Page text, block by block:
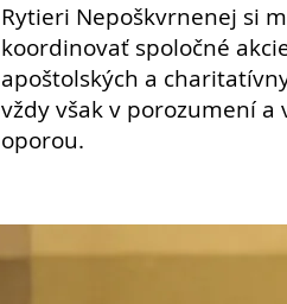
Rytieri Nepoškvrnenej si
koordinovať spoločné
apoštolských a
vždy však v porozumení
oporou.